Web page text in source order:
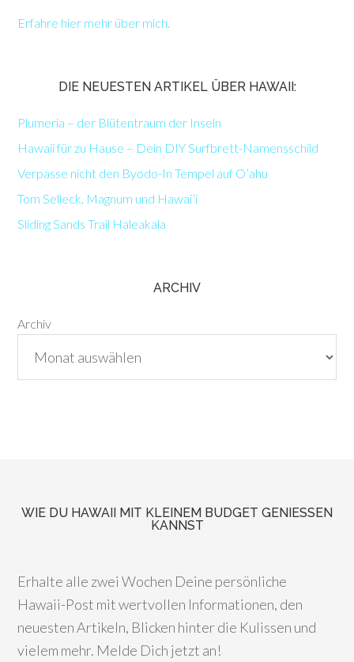
Erfahre hier mehr über mich.
DIE NEUESTEN ARTIKEL ÜBER HAWAII:
Plumeria – der Blütentraum der Inseln
Hawaii für zu Hause – Dein DIY Surfbrett-Namensschild
Verpasse nicht den Byodo-In Tempel auf O’ahu
Tom Selleck, Magnum und Hawai’i
Sliding Sands Trail Haleakala
ARCHIV
Archiv
WIE DU HAWAII MIT KLEINEM BUDGET GENIESSEN K
ANNST
Erhalte alle zwei Wochen Deine persönliche
Hawaii-Post mit wertvollen Informationen, den
neuesten Artikeln, Blicken hinter die Kulissen und
vielem mehr. Melde Dich jetzt an!